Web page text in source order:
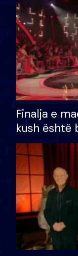
Finalja e
kush është
shtëpinë
të fituar